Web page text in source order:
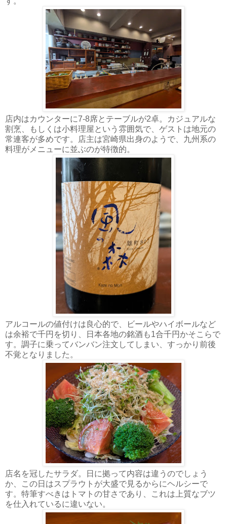
店内はカウンターに7-8席とテーブルが2卓。カジュアルな
割烹、もしくは小料理屋という雰囲気で、ゲストは地元の
常連客が多めです。店主は宮崎県出身のようで、九州系の
料理がメニューに並ぶのが特徴的。
アルコールの値付けは良心的で、ビールやハイボールなど
は余裕で千円を切り、日本各地の銘酒も1合千円かそこらで
す。調子に乗ってバンバン注文してしまい、すっかり前後
不覚となりました。
店名を冠したサラダ。日に拠って内容は違うのでしょう
か、この日はスプラウトが大盛で見るからにヘルシーで
す。特筆すべきはトマトの甘さであり、これは上質なブツ
を仕入れているに違いない。